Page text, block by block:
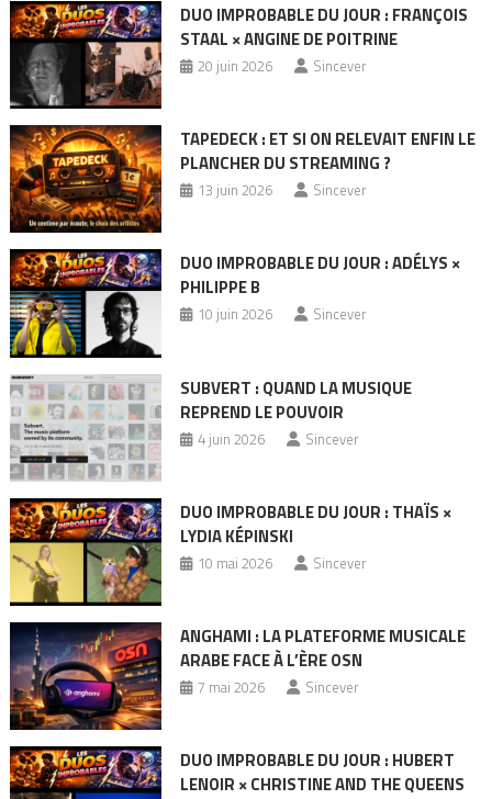
DUO IMPROBABLE DU JOUR : FRANÇOIS
STAAL × ANGINE DE POITRINE
20 juin 2026 Sincever
TAPEDECK : ET SI ON RELEVAIT ENFIN LE
PLANCHER DU STREAMING ?
13 juin 2026 Sincever
DUO IMPROBABLE DU JOUR : ADÉLYS ×
PHILIPPE B
10 juin 2026 Sincever
SUBVERT : QUAND LA MUSIQUE
REPREND LE POUVOIR
4 juin 2026 Sincever
DUO IMPROBABLE DU JOUR : THAÏS ×
LYDIA KÉPINSKI
10 mai 2026 Sincever
ANGHAMI : LA PLATEFORME MUSICALE
ARABE FACE À L’ÈRE OSN
7 mai 2026 Sincever
DUO IMPROBABLE DU JOUR : HUBERT
LENOIR × CHRISTINE AND THE QUEENS